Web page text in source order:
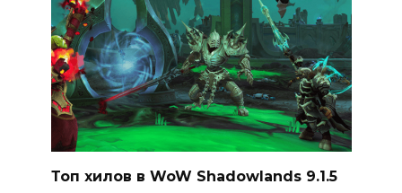
Топ хилов в WoW Shadowlands 9.1.5